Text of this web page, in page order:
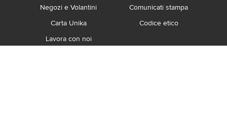
Negozi e Volantini
Carta Unika
Lavora con noi
Comunicati stampa
Codice etico